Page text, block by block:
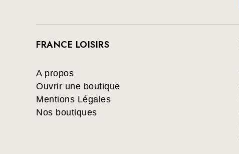
FRANCE LOISIRS
A propos
Ouvrir une boutique
Mentions Légales
Nos boutiques